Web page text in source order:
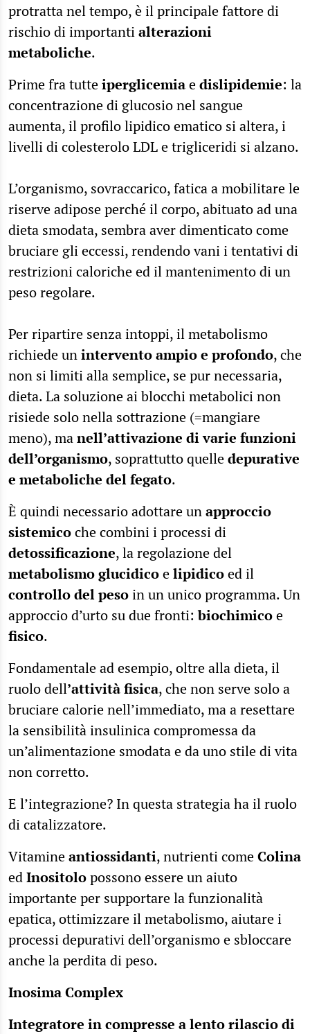
protratta nel tempo, è il principale fattore di
rischio di importantialterazioni
metaboliche.
Prime fra tutteiperglicemiaedislipidemie: la
concentrazione di glucosio nel sangue
aumenta, il profilo lipidico ematico si altera, i
livelli di colesterolo LDL e trigliceridi si alzano.
L’organismo, sovraccarico, fatica a mobilitare le
riserve adipose perché il corpo, abituato ad una
dieta smodata, sembra aver dimenticato come
bruciare gli eccessi, rendendo vani i tentativi di
restrizioni caloriche ed il mantenimento di un
peso regolare.
Per ripartire senza intoppi, il metabolismo
richiede uninterventoampioe profondo, che
non si limiti alla semplice, se pur necessaria,
dieta. La soluzione ai blocchi metabolici non
risiede solo nella sottrazione (=mangiare
meno), manell’attivazione di varie funzioni
dell’organismo, soprattutto quelledepurative
e metaboliche delfegato.
È quindi necessario adottare unapproccio
sistemicoche combini i processi di
detossificazione, la regolazione del
metabolismoglucidicoelipidicoed il
controllodelpesoin un unico programma. Un
approccio d’urto su due fronti:biochimicoe
fisico.
Fondamentale ad esempio, oltre alla dieta, il
ruolo dell’attivitàfisica, che non serve solo a
bruciare calorie nell’immediato, ma a resettare
la sensibilità insulinica compromessa da
un’alimentazione smodata e da uno stile di vita
non corretto.
E l’integrazione? In questa strategia ha il ruolo
di catalizzatore.
Vitamineantiossidanti, nutrienti comeColina
edInositolopossono essere un aiuto
importante per supportare la funzionalità
epatica, ottimizzare il metabolismo, aiutare i
processi depurativi dell’organismo e sbloccare
anche la perdita di peso.
Inosima Complex
Integratore in compresse a lento rilascio di